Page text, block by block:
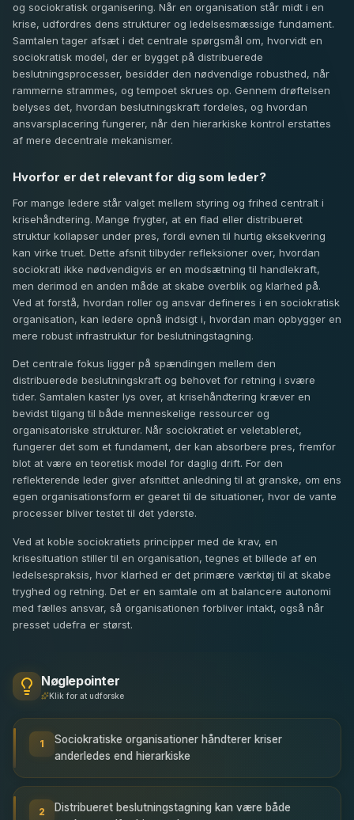
og sociokratisk organisering. Når en organisation står midt i en
krise, udfordres dens strukturer og ledelsesmæssige fundament.
Samtalen tager afsæt i det centrale spørgsmål om, hvorvidt en
sociokratisk model, der er bygget på distribuerede
beslutningsprocesser, besidder den nødvendige robusthed, når
rammerne strammes, og tempoet skrues op. Gennem drøftelsen
belyses det, hvordan beslutningskraft fordeles, og hvordan
ansvarsplacering fungerer, når den hierarkiske kontrol erstattes
af mere decentrale mekanismer.
Hvorfor er det relevant for dig som leder?
For mange ledere står valget mellem styring og frihed centralt i
krisehåndtering. Mange frygter, at en flad eller distribueret
struktur kollapser under pres, fordi evnen til hurtig eksekvering
kan virke truet. Dette afsnit tilbyder refleksioner over, hvordan
sociokrati ikke nødvendigvis er en modsætning til handlekraft,
men derimod en anden måde at skabe overblik og klarhed på.
Ved at forstå, hvordan roller og ansvar defineres i en sociokratisk
organisation, kan ledere opnå indsigt i, hvordan man opbygger en
mere robust infrastruktur for beslutningstagning.
Det centrale fokus ligger på spændingen mellem den
distribuerede beslutningskraft og behovet for retning i svære
tider. Samtalen kaster lys over, at krisehåndtering kræver en
bevidst tilgang til både menneskelige ressourcer og
organisatoriske strukturer. Når sociokratiet er veletableret,
fungerer det som et fundament, der kan absorbere pres, fremfor
blot at være en teoretisk model for daglig drift. For den
reflekterende leder giver afsnittet anledning til at granske, om ens
egen organisationsform er gearet til de situationer, hvor de vante
processer bliver testet til det yderste.
Ved at koble sociokratiets principper med de krav, en
krisesituation stiller til en organisation, tegnes et billede af en
ledelsespraksis, hvor klarhed er det primære værktøj til at skabe
tryghed og retning. Det er en samtale om at balancere autonomi
med fælles ansvar, så organisationen forbliver intakt, også når
presset udefra er størst.
Nøglepointer
Klik for at udforske
1
Sociokratiske organisationer håndterer kriser
anderledes end hierarkiske
2
Distribueret beslutningstagning kan være både